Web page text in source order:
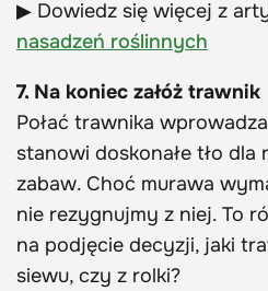
▶ Dowiedz się więcej z
nasadzeń roślinnych
7. Na koniec załóż trawnik
Połać trawnika
stanowi doskonałe tło dla
zabaw. Choć murawa
nie rezygnujmy z niej. To
na podjęcie decyzji, jaki
siewu, czy z rolki?